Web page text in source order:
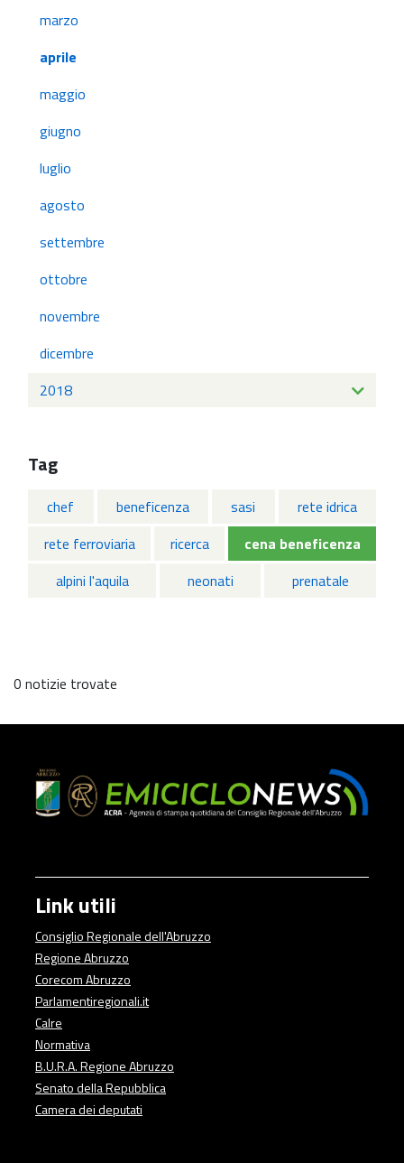
marzo
aprile
maggio
giugno
luglio
agosto
settembre
ottobre
novembre
dicembre
2018
Tag
chef beneficenza sasi
rete idrica
rete ferroviaria
ricerca
cena beneficenza
alpini l'aquila
neonati prenatale
0 notizie trovate
Link utili
Consiglio Regionale dell'Abruzzo
Regione Abruzzo
Corecom Abruzzo
Parlamentiregionali.it
Calre
Normativa
B.U.R.A. Regione Abruzzo
Senato della Repubblica
Camera dei deputati